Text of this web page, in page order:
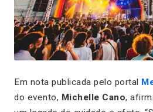
Em nota publicada pelo portal
do evento, Michelle Cano,